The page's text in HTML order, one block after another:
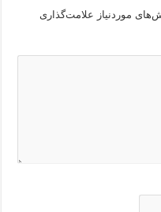
موردنیاز علامت‌گذاری